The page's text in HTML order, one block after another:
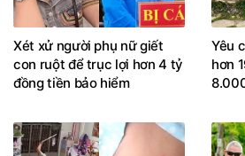
Xét xử người phụ nữ giết
con ruột để trục lợi hơn 4 tỷ
đồng tiền bảo hiểm
Yêu
hơn